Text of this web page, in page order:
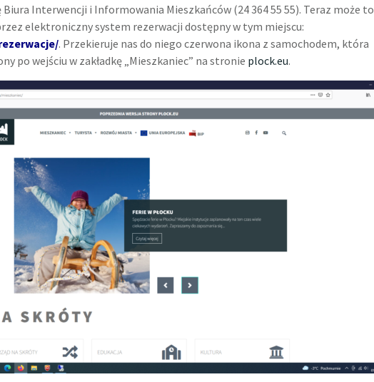
Interwencji i Informowania Mieszkańców (24 364 55 55). Teraz może to
elektroniczny system rezerwacji dostępny w tym miejscu:
. Przekieruje nas do niego czerwona ikona z samochodem, która
po wejściu w zakładkę „Mieszkaniec” na stronie plock.eu.